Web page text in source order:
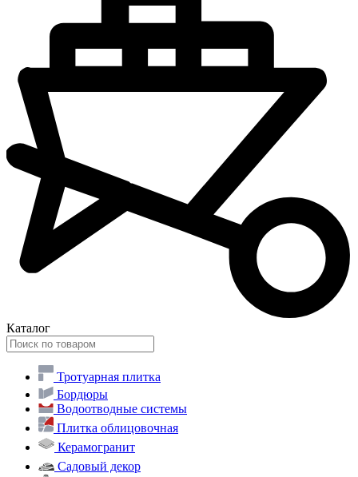
Каталог
Тротуарная плитка
Бордюры
Водоотводные системы
Плитка облицовочная
Керамогранит
Садовый декор